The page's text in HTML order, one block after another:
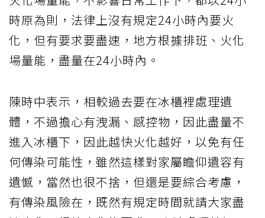
時原為則，法律上沒有規定24小時內要火
化，但有要求要盡速，地方根據排班、火化
場量能，盡量在24小時內。
陳時中表示，相較過去要在冰櫃裡處理遺
體，不過擔心有洩漏、感控物，因此盡量不
進入冰櫃下，因此越快火化越好，以免有任
何傳染可能性，雖然這樣對家屬瞻仰遺容有
遺憾，當然也很不捨，但還是要綜合考慮，
有傳染風險在，既然有規定時間就請大家盡